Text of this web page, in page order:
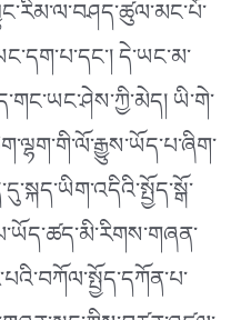
དེ་ཡང་མ་
ཡི་གེ་